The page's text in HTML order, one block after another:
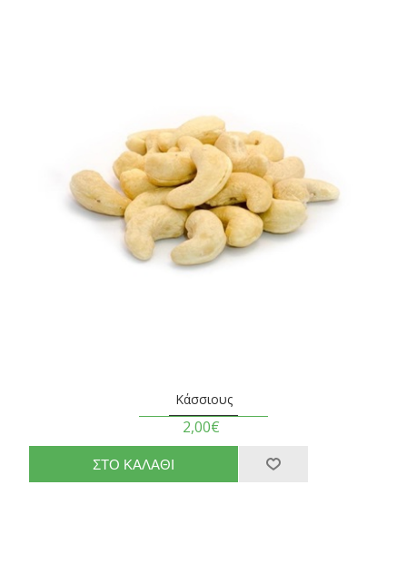
Κάσσιους
2,00€